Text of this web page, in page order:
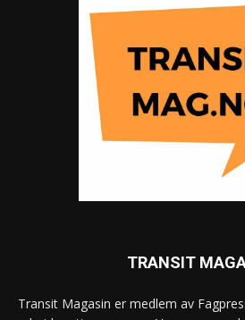
TRANSIT
Transit Magasin er medlem av